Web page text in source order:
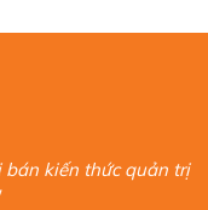
bán kiến thức quản trị